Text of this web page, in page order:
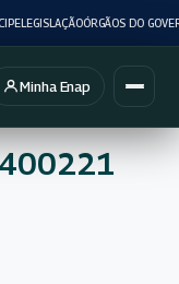
LEGISLAÇÃOÓRGÃOS DO
Minha Enap